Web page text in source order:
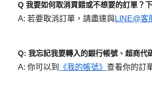
Q 我要如何取消買錯或不想要的訂單？
A: 若要取消訂單，請盡速與LINE@客
Q: 我忘記我要轉入的銀行帳號、超商代
A: 你可以到
《我的帳號》 查看你的訂